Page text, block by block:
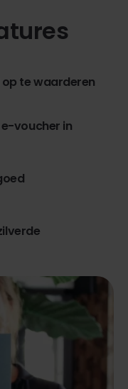
te waarderen
voucher in